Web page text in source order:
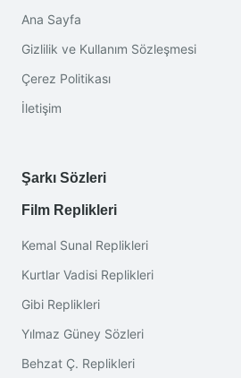
Ana Sayfa
Gizlilik ve Kullanım Sözleşmesi
Çerez Politikası
İletişim
Şarkı Sözleri
Film Replikleri
Kemal Sunal Replikleri
Kurtlar Vadisi Replikleri
Gibi Replikleri
Yılmaz Güney Sözleri
Behzat Ç. Replikleri